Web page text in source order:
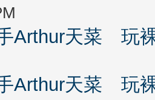
Arthur天菜 玩
Arthur天菜 玩